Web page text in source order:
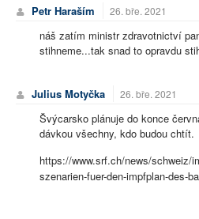
Petr Haraším 26. bře. 2021
náš zatím ministr zdravotnictví
stihneme...tak snad to opravdu
Julius Motyčka 26. bře. 2021
Švýcarsko plánuje do konce
dávkou všechny, kdo budou chtít.
https://www.srf.ch/news/schweiz/
szenarien-fuer-den-impfplan-des-